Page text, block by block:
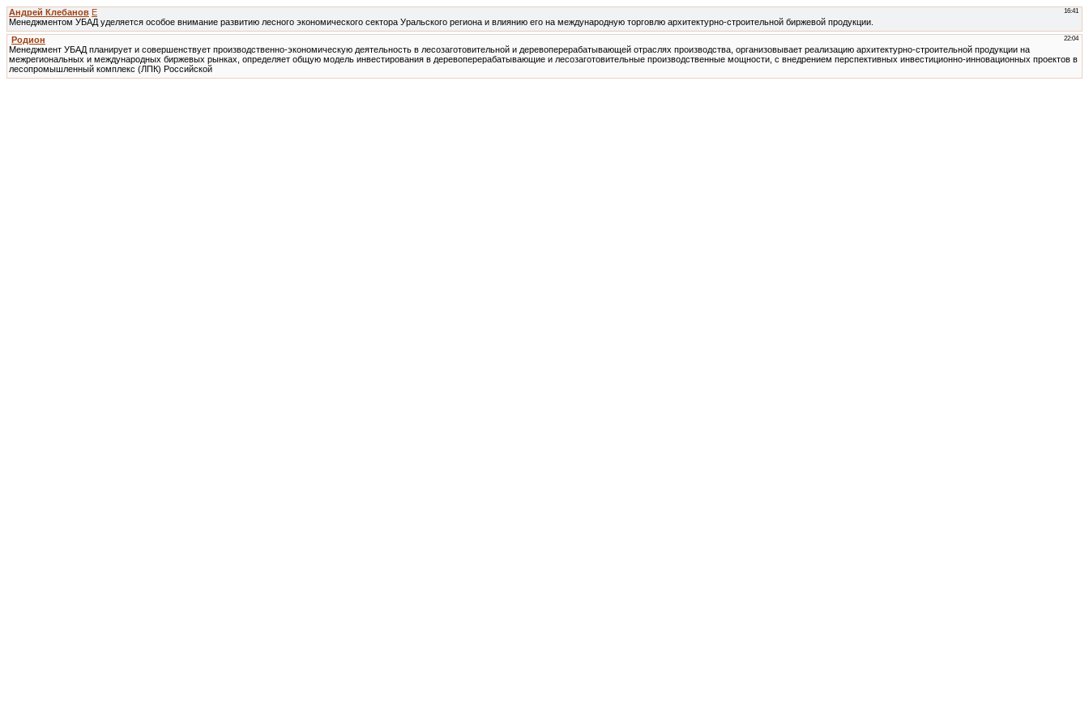
16:41
Андрей Клебанов E
Менеджментом УБАД уделяется особое внимание развитию лесного экономического сектора Уральского региона и влиянию его на международную торговлю архитектурно-строительной биржевой продукции.
22:04
Родион
Менеджмент УБАД планирует и совершенствует производственно-экономическую деятельность в лесозаготовительной и деревоперерабатывающей отраслях производства, организовывает реализацию архитектурно-строительной продукции на
межрегиональных и международных биржевых рынках, определяет общую модель инвестирования в деревоперерабатывающие и лесозаготовительные производственные мощности, с внедрением перспективных инвестиционно-инновационных проектов в
лесопромышленный комплекс (ЛПК) Российской